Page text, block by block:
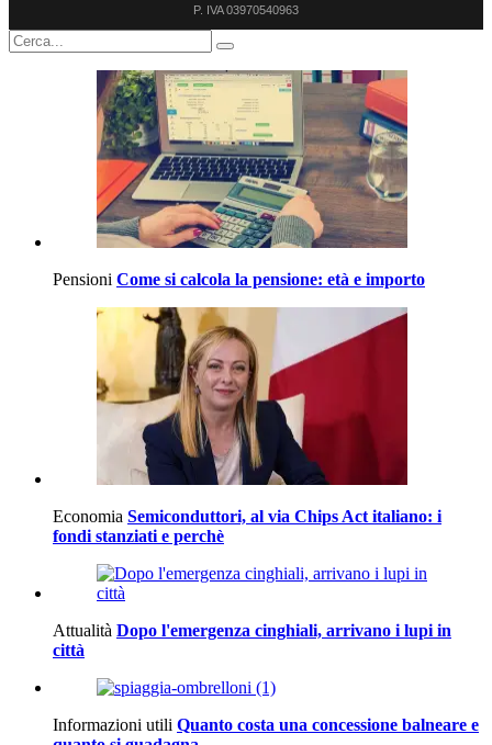
P. IVA 03970540963
Pensioni Come si calcola la pensione: età e importo
Economia Semiconduttori, al via Chips Act italiano: i
fondi stanziati e perchè
Attualità Dopo l'emergenza cinghiali, arrivano i lupi in
città
Informazioni utili Quanto costa una concessione balneare e